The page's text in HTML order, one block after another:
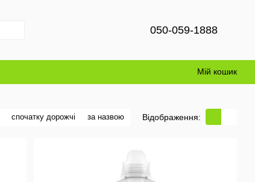
050-059-1888
Мій кошик
спочатку дорожчі за назвою Відображення: